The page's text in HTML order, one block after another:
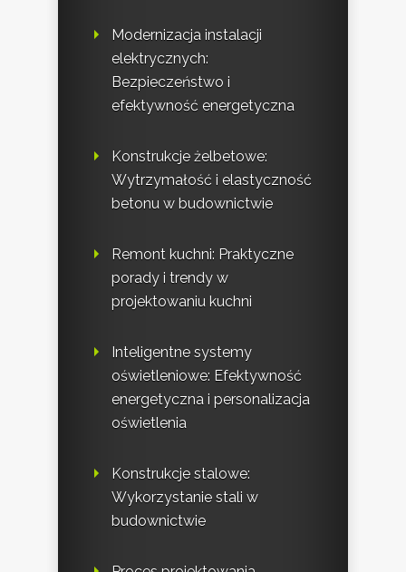
Modernizacja instalacji
elektrycznych:
Bezpieczeństwo i
efektywność energetyczna
Konstrukcje żelbetowe:
Wytrzymałość i elastyczność
betonu w budownictwie
Remont kuchni: Praktyczne
porady i trendy w
projektowaniu kuchni
Inteligentne systemy
oświetleniowe: Efektywność
energetyczna i personalizacja
oświetlenia
Konstrukcje stalowe:
Wykorzystanie stali w
budownictwie